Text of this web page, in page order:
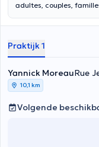
adultes, couples,
souffrances diverses
celles-ci et d'y apporter
selon chacun.
Praktijk 1
Yannick MoreauRue
10,1 km
Volgende